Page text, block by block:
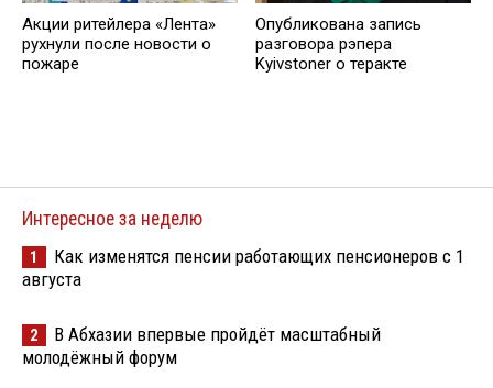
Акции ритейлера «Лента»
рухнули после новости о
пожаре
Опубликована запись
разговора рэпера
Kyivstoner о теракте
Интересное за неделю
1
Как изменятся пенсии работающих пенсионеров с 1
августа
2
В Абхазии впервые пройдёт масштабный
молодёжный форум